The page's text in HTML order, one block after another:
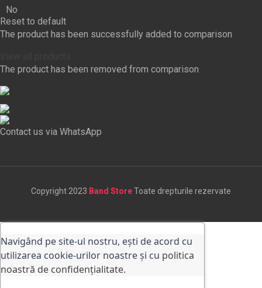
No
Reset to default
The product has been successfully added to comparison
The product has been removed from comparison
Contact us via WhatsApp
Copyright 2023 Band StoreToate drepturile rezervate
Navigând pe site-ul nostru, ești de acord cu
utilizarea cookie-urilor noastre și cu politica
noastră de confidențialitate.